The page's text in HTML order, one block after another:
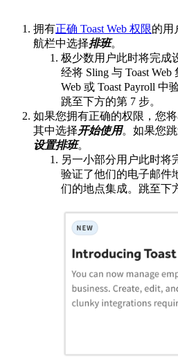
拥有正确 Toast Web 权限的用
航栏中选择排班。
极少数用户此时将完成
经将 Sling 与 Toast
Web 或 Toast Payroll 中
跳至下方的第 7 步。
如果您拥有正确的权限，您
其中选择开始使用。如果您
设置排班。
另一小部分用户此时将
验证了他们的电子邮件
们的地点集成。跳至下